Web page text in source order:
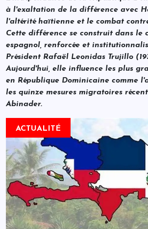
à l'exaltation de la différence avec
l'altérité haïtienne et le combat
Cette différence se construit dans le
espagnol, renforcée et
Président Rafaël Leonidas Trujillo
Aujourd'hui, elle influence les plus
en République Dominicaine comme
les quinze mesures migratoires
Abinader.
ACTUALITÉ